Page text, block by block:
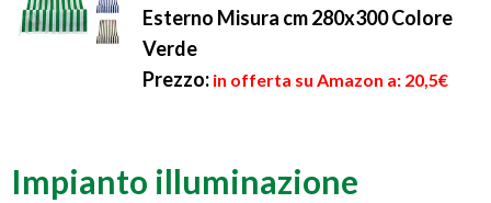
Esterno Misura cm 280x300 Colore
Verde
Prezzo: in offerta su Amazon a: 20,5€
Impianto illuminazione